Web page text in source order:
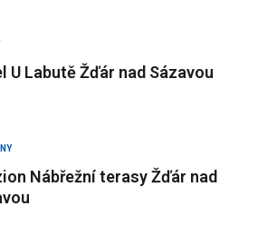
U Labutě Žďár nad Sázavou
Nábřežní terasy Žďár nad